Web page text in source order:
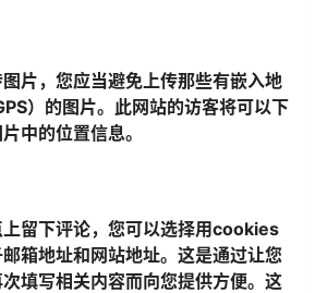
片，您应当避免上传那些有嵌入地
）的图片。此网站的访客将可以下
中的位置信息。
留下评论，您可以选择用cookies
箱地址和网站地址。这是通过让您
填写相关内容而向您提供方便。这